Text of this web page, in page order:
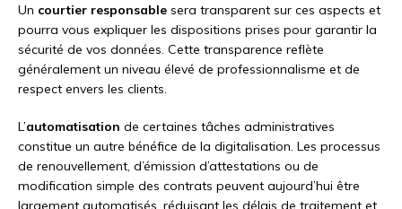
Un courtier responsable sera transparent sur ces aspects et
pourra vous expliquer les dispositions prises pour garantir la
sécurité de vos données. Cette transparence reflète
généralement un niveau élevé de professionnalisme et de
respect envers les clients.
L’automatisation de certaines tâches administratives
constitue un autre bénéfice de la digitalisation. Les processus
de renouvellement, d’émission d’attestations ou de
modification simple des contrats peuvent aujourd’hui être
largement automatisés, réduisant les délais de traitement et